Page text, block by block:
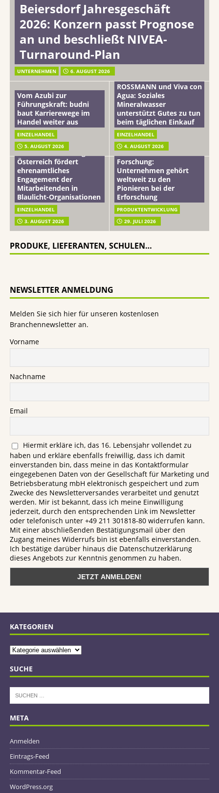
Beiersdorf Jahresgeschäft
2026: Konzern passt Prognose
an und beschließt NIVEA-
Turnaround-Plan
UNTERNEHMEN 6. AUGUST 2026
Vom Azubi zur
Führungskraft: budni
baut Karrierewege im
Handel weiter aus
EINZELHANDEL
5. AUGUST 2026
ROSSMANN und Viva con
Agua: Soziales
Mineralwasser
unterstützt Gutes zu tun
beim täglichen Einkauf
EINZELHANDEL
4. AUGUST 2026
mehr vom leben tag: dm
Österreich fördert
ehrenamtliches
Engagement der
Mitarbeitenden in
Blaulicht-Organisationen
EINZELHANDEL
3. AUGUST 2026
Beiersdorf
Hautmikrobiom-
Forschung:
Unternehmen gehört
weltweit zu den
Pionieren bei der
Erforschung
PRODUKTENTWICKLUNG
29. JULI 2026
PRODUKE, LIEFERANTEN, SCHULEN…
NEWSLETTER ANMELDUNG
Melden Sie sich hier für unseren kostenlosen
Branchennewsletter an.
Vorname
Nachname
Email
Hiermit erkläre ich, das 16. Lebensjahr vollendet zu
haben und erkläre ebenfalls freiwillig, dass ich damit
einverstanden bin, dass meine in das Kontaktformular
eingegebenen Daten von der Gesellschaft für Marketing und
Betriebsberatung mbH elektronisch gespeichert und zum
Zwecke des Newsletterversandes verarbeitet und genutzt
werden. Mir ist bekannt, dass ich meine Einwilligung
jederzeit, durch den entsprechenden Link im Newsletter
oder telefonisch unter +49 211 301818-80 widerrufen kann.
Mit einer abschließenden Bestätigungsmail über den
Zugang meines Widerrufs bin ist ebenfalls einverstanden.
Ich bestätige darüber hinaus die Datenschutzerklärung
dieses Angebots zur Kenntnis genommen zu haben.
KATEGORIEN
SUCHE
META
Anmelden
Eintrags-Feed
Kommentar-Feed
WordPress.org